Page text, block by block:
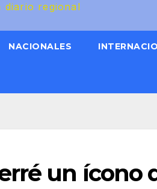
diario regional
NACIONALES
un ícono